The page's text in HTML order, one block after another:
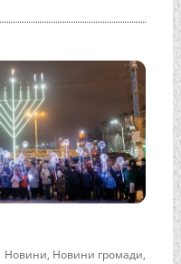
Новини, Новини громади,